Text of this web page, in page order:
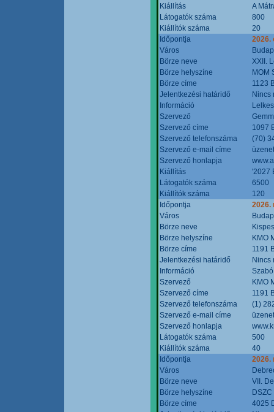
Kiállítás
A
Látogatók száma
800
Kiállítók száma
20
Időpontja
2026.
Város
Börze neve
XXII.
Börze helyszíne
MOM
Börze címe
1123
Jelentkezési határidő
Nincs
Információ
Szervező
Szervező címe
1097
Szervező telefonszáma
(70)
Szervező e-mail címe
Szervező honlapja
Kiállítás
'2027
Látogatók száma
6500
Kiállítók száma
120
Időpontja
2026.
Város
Börze neve
Börze helyszíne
KMO
Börze címe
1191
Jelentkezési határidő
Nincs
Információ
Szervező
KMO
Szervező címe
1191
Szervező telefonszáma
(1)
Szervező e-mail címe
Szervező honlapja
Látogatók száma
500
Kiállítók száma
40
Időpontja
2026.
Város
Börze neve
VII.
Börze helyszíne
Börze címe
4025